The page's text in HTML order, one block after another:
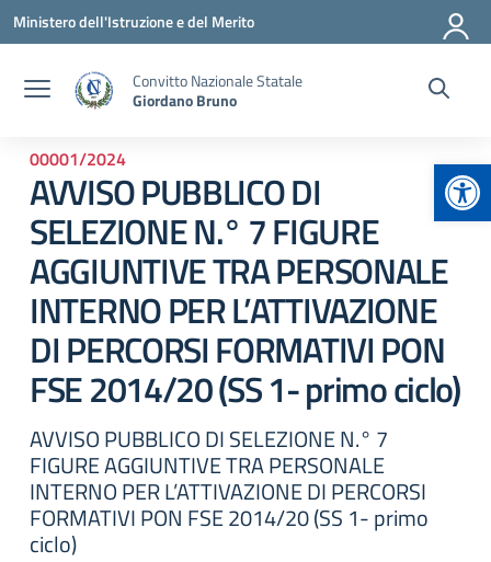
Vai ai contenuti
Vai al menu di navigazione
Vai al footer
Ministero dell'Istruzione e del Merito
Convitto Nazionale Statale
Giordano Bruno
00001/2024
AVVISO PUBBLICO DI
SELEZIONE N.° 7 FIGURE
AGGIUNTIVE TRA PERSONALE
INTERNO PER L’ATTIVAZIONE
DI PERCORSI FORMATIVI PON
FSE 2014/20 (SS 1- primo ciclo)
AVVISO PUBBLICO DI SELEZIONE N.° 7
FIGURE AGGIUNTIVE TRA PERSONALE
INTERNO PER L’ATTIVAZIONE DI PERCORSI
FORMATIVI PON FSE 2014/20 (SS 1- primo
ciclo)